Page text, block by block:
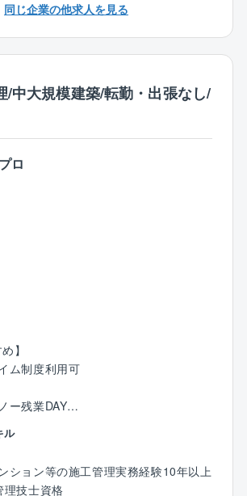
、敷地調査、建築確認等各種申請等業
型的なパターンはございません。
合せを繰り返す中から、お客様が考
たイメージをカタチにして頂く仕事
」と「後工程担当の業務が円滑に流
、設計担当の力によるところが大き
りの「要」のポジションです。
、設計業務に限定するだけでなく施
見に行く機会も多く、家づくり全般
とても身近に感じられます。
レクトに聞きながら、お客様と一緒
グループ内のCADセンターへ、申請
者へ委託するフローを確立。
る方を求めております。
客様と顔を合わせる機会が多い為、自
結びつけられる環境です。
同じ企業の他求人を見る
/中大規模建築/転勤・出張なし/
ロ
】
ム制度利用可
ー残業DAY
への長期出張はなし
ョン・店舗・倉庫・工場・事務所な
ル
ション等の施工管理実務経験10年以上
理技士資格